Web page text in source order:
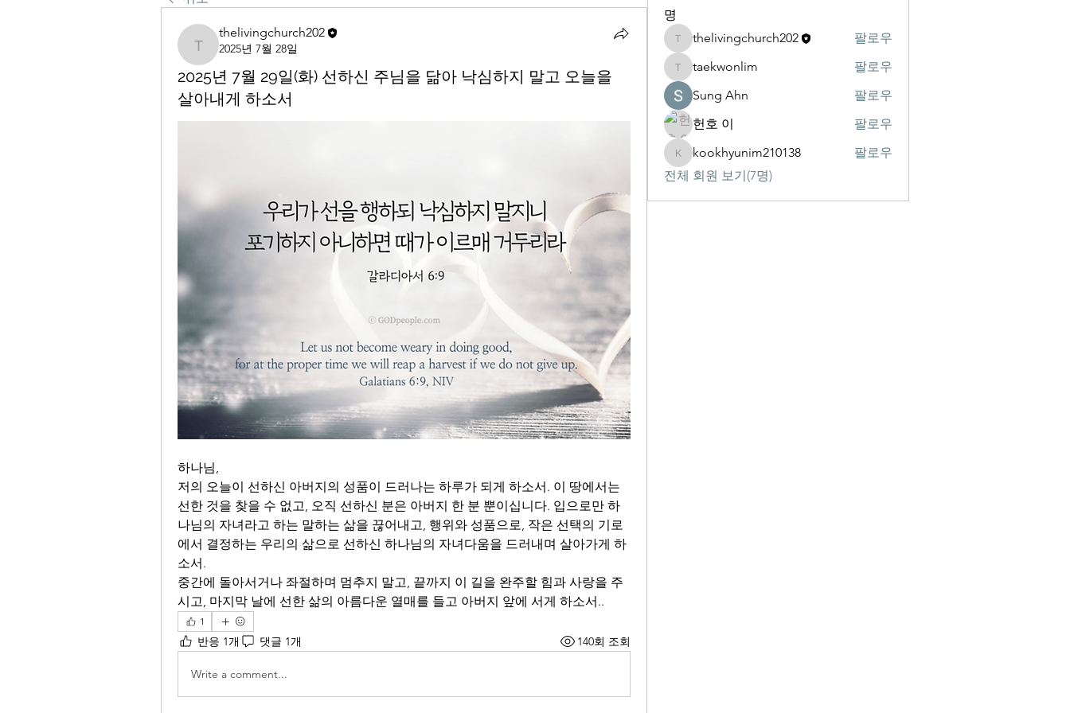
thelivingchurch202
thelivingchurch202
2025년 7월 28일
2025년 7월 29일(화) 선하신 주님을 닮아 낙심하지 말고 오늘을
살아내게 하소서
하나님,
저의 오늘이 선하신 아버지의 성품이 드러나는 하루가 되게 하소서. 이 땅에서는
선한 것을 찾을 수 없고, 오직 선하신 분은 아버지 한 분 뿐이십니다. 입으로만 하
나님의 자녀라고 하는 말하는 삶을 끊어내고, 행위와 성품으로, 작은 선택의 기로
에서 결정하는 우리의 삶으로 선하신 하나님의 자녀다움을 드러내며 살아가게 하
소서.
중간에 돌아서거나 좌절하며 멈추지 말고, 끝까지 이 길을 완주할 힘과 사랑을 주
시고, 마지막 날에 선한 삶의 아름다운 열매를 들고 아버지 앞에 서게 하소서..
1
반응 1개 댓글 1개 140회 조회
Write a comment...
명
thelivingchurch202
thelivingchurch202 팔로우
taekwonlim
taekwonlim
팔로우
Sung Ahn
팔로우
헌호 이
팔로우
kookhyunim210138
kookhyunim210138
팔로우
전체 회원 보기(7명)